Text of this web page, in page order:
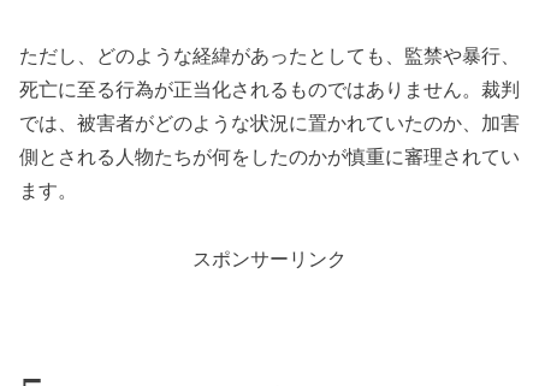
ただし、どのような経緯があったとしても、監禁や暴行、
死亡に至る行為が正当化されるものではありません。裁判
では、被害者がどのような状況に置かれていたのか、加害
側とされる人物たちが何をしたのかが慎重に審理されてい
ます。
スポンサーリンク